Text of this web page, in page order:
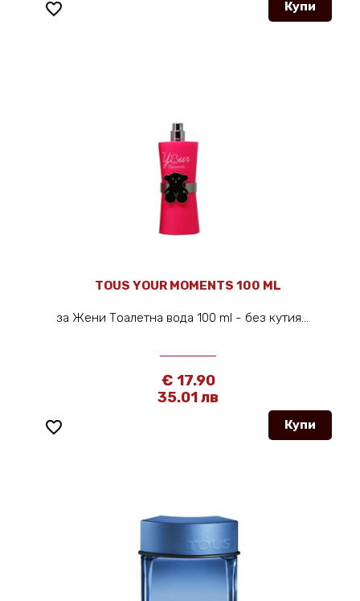
favorite_border Купи
favorite_border
TOUS YOUR MOMENTS 100 ML
за Жени Тоалетна вода 100 ml - без кутия...
€ 17.90
35.01 лв
Купи